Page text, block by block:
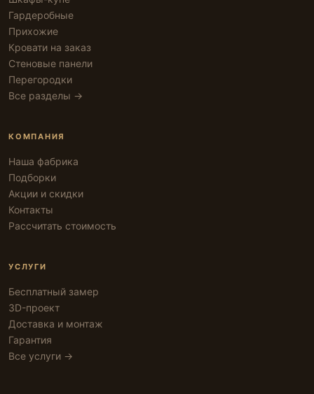
Гардеробные
Прихожие
Кровати на заказ
Стеновые панели
Перегородки
Все разделы →
КОМПАНИЯ
Наша фабрика
Подборки
Акции и скидки
Контакты
Рассчитать стоимость
УСЛУГИ
Бесплатный замер
3D-проект
Доставка и монтаж
Гарантия
Все услуги →